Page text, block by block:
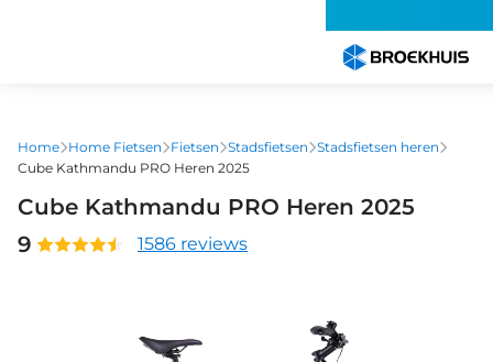
gaan
Home Home Fietsen Fietsen Stadsfietsen Stadsfietsen heren
Cube Kathmandu PRO Heren 2025
Cube Kathmandu PRO Heren 2025
9
1586 reviews